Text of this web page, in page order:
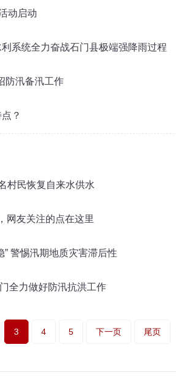
动启动
系统全力奋战石门县极端强降雨过程
防汛备汛工作
？
村民恢复自来水供水
网友关注的点在这里
” 警惕汛期地质灾害滞后性
全力做好防汛抗洪工作
3 4 5 下一页 尾页